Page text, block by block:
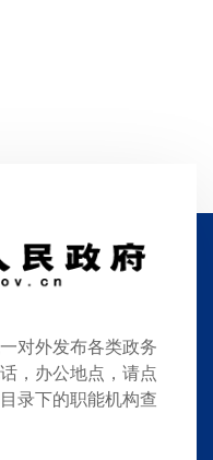
对外发布各类政务
，办公地点，请点
录下的职能机构查